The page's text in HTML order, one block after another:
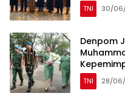
TNI 30/
Denpom
TNI 28/